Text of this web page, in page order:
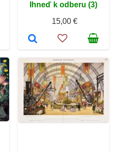
Ihneď k odberu (3)
15,00 €